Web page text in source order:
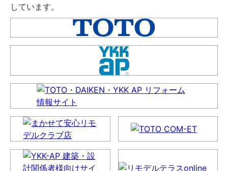
しています。